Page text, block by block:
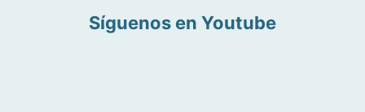
Síguenos en Youtube